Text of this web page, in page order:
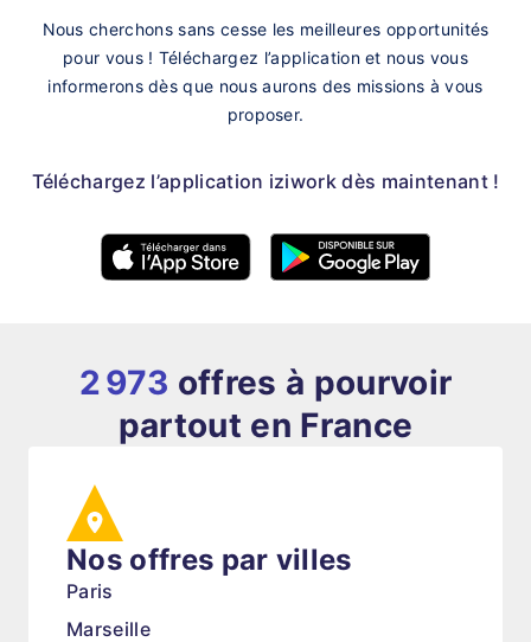
Nous cherchons sans cesse les meilleures opportunités
pour vous ! Téléchargez l’application et nous vous
informerons dès que nous aurons des missions à vous
proposer.
Téléchargez l’application iziwork dès maintenant !
2 973 offres à pourvoir
partout en France
Nos offres par villes
Paris
Marseille